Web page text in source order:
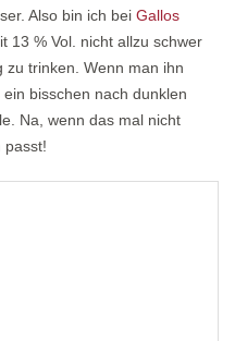
Also bin ich bei Gallos
13 % Vol. nicht allzu schwer
zu trinken. Wenn man ihn
bisschen nach dunklen
Na, wenn das mal nicht
passt!